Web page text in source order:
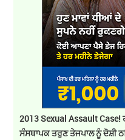
2013 Sexual Assault
ਸੰਸਥਾਪਕ ਤਰੁਣ ਤੇਜਪਾਲ ਨੂੰ ਦੋਸ਼ੀ